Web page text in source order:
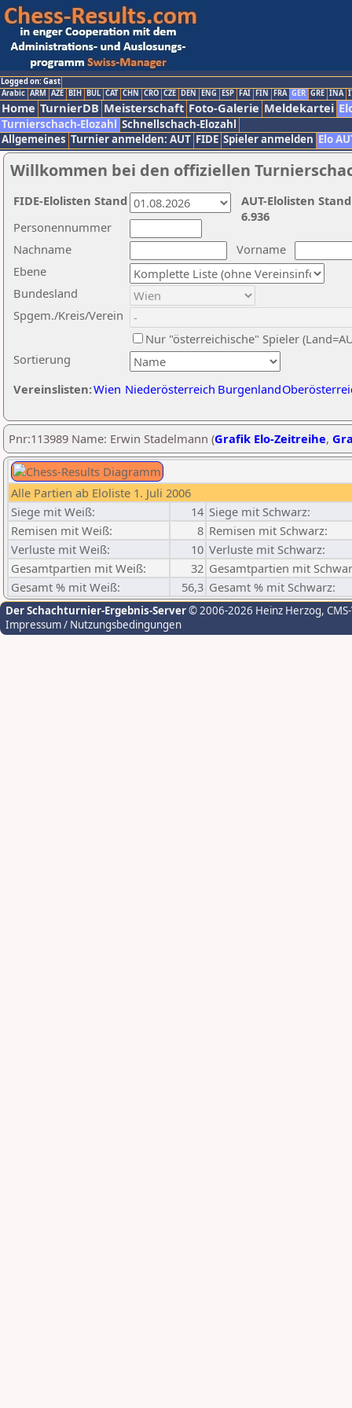
Logged on: Gast
Arabic ARM AZE BIH BUL CAT CHN CRO CZE DEN ENG ESP FAI FIN FRA GER GRE INA
Home TurnierDB Meisterschaft Foto-Galerie Meldekartei
Turnierschach-Elozahl Schnellschach-Elozahl
Allgemeines Turnier anmelden: AUT FIDE Spieler anmelden Elo
Willkommen bei den offiziellen
Nachname
Vorname
Ebene
Sortierung
Personennummer
Bundesland
Spgem./Kreis/Verein
Nur "österreichische" Spieler
Vereinslisten:Wien Niederösterreich Burgenland
AUT-Elolisten
6.936
FIDE-Elolisten Stand
Pnr:113989 Name: Erwin Stadelmann (Grafik Elo-Zeitreihe,
Alle Partien ab Eloliste 1. Juli 2006
Siege mit Weiß:
14 Siege mit Schwarz:
Remisen mit Weiß:
8 Remisen mit Schwarz:
Verluste mit Weiß:
10 Verluste mit Schwarz:
Gesamtpartien mit Weiß:
32 Gesamtpartien mit
Gesamt % mit Weiß:
56,3 Gesamt % mit Schwarz:
Der Schachturnier-Ergebnis-Server© 2006-2026 Heinz Herzog,
Impressum / Nutzungsbedingungen